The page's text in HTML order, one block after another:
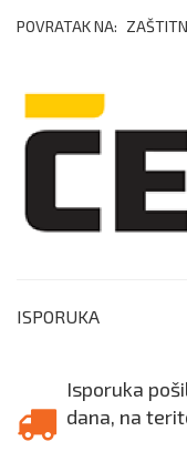
POVRATAK NA:
ISPORUKA
Isporuka
dana, na